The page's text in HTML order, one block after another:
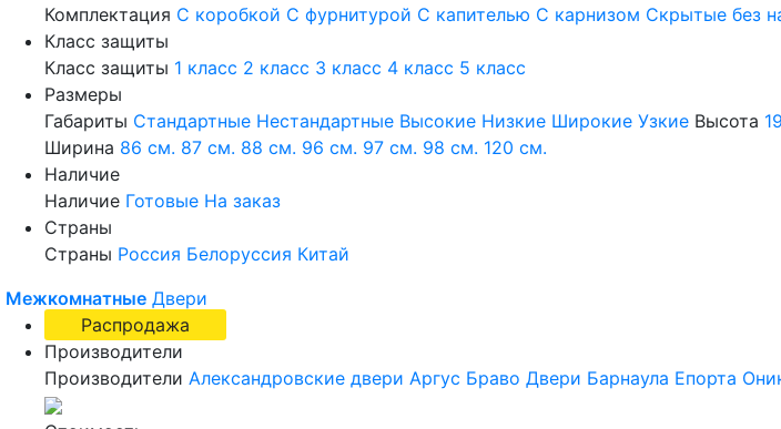
Комплектация С коробкой С фурнитурой С капителью С карнизом Скрытые без
Класс защиты
Класс защиты 1 класс 2 класс 3 класс 4 класс 5 класс
Размеры
Габариты Стандартные Нестандартные Высокие Низкие Широкие Узкие Высота
Ширина 86 см. 87 см. 88 см. 96 см. 97 см. 98 см. 120 см.
Наличие
Наличие Готовые На заказ
Страны
Страны Россия Белоруссия Китай
Межкомнатные Двери
Распродажа
Производители
Производители Александровские двери Аргус Браво Двери Барнаула Епорта